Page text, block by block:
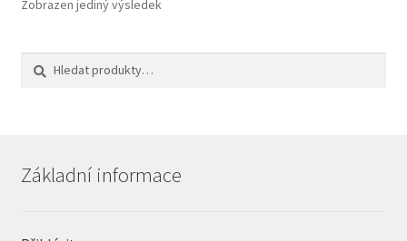
Zobrazen jediný výsledek
Hledat:
Hledat
Základní informace